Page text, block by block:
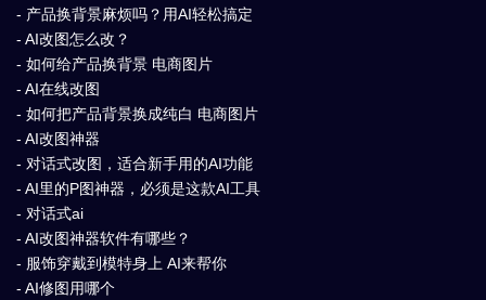
- 产品换背景麻烦吗？用AI轻松搞定
- AI改图怎么改？
- 如何给产品换背景 电商图片
- AI在线改图
- 如何把产品背景换成纯白 电商图片
- AI改图神器
- 对话式改图，适合新手用的AI功能
- AI里的P图神器，必须是这款AI工具
- 对话式ai
- AI改图神器软件有哪些？
- 服饰穿戴到模特身上 AI来帮你
- AI修图用哪个